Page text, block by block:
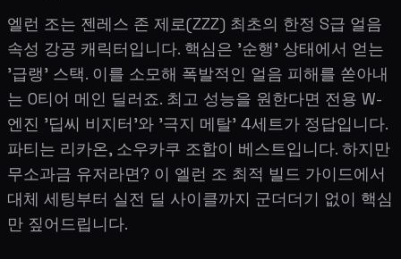
엘런 조는 젠레스 존 제로(ZZZ) 최초의 한정 S급 얼음
속성 강공 캐릭터입니다. 핵심은 '순행' 상태에서 얻는
'급랭' 스택. 이를 소모해 폭발적인 얼음 피해를 쏟아내
는 0티어 메인 딜러죠. 최고 성능을 원한다면 전용 W-
엔진 '딥씨 비지터'와 '극지 메탈' 4세트가 정답입니다.
파티는 리카온, 소우카쿠 조합이 베스트입니다. 하지만
무소과금 유저라면? 이 엘런 조 최적 빌드 가이드에서
대체 세팅부터 실전 딜 사이클까지 군더더기 없이 핵심
만 짚어드립니다.